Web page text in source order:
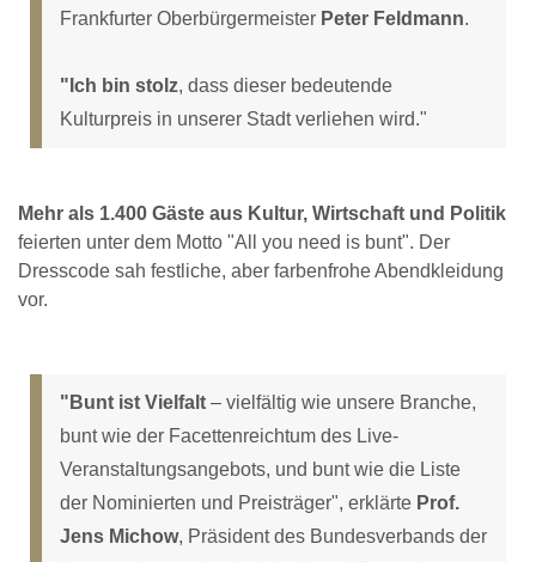
Frankfurter Oberbürgermeister Peter Feldmann.
"Ich bin stolz, dass dieser bedeutende
Kulturpreis in unserer Stadt verliehen wird."
Mehr als 1.400 Gäste aus Kultur, Wirtschaft und Politik
feierten unter dem Motto "All you need is bunt". Der
Dresscode sah festliche, aber farbenfrohe Abendkleidung
vor.
"Bunt ist Vielfalt – vielfältig wie unsere Branche,
bunt wie der Facettenreichtum des Live-
Veranstaltungsangebots, und bunt wie die Liste
der Nominierten und Preisträger", erklärte Prof.
Jens Michow, Präsident des Bundesverbands der